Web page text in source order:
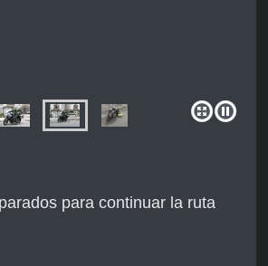
para continuar la ruta